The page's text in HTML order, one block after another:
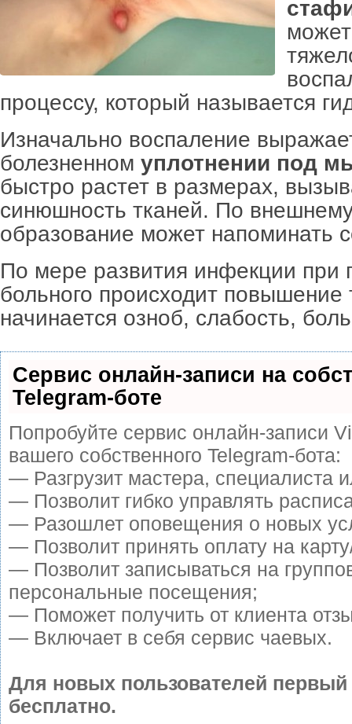
процессу, который называется
Изначально воспаление
болезненном уплотнении под
быстро растет в размерах,
синюшность тканей. По
образование может напоминать
По мере развития инфекции при
больного происходит повышение
начинается озноб, слабость,
Сервис онлайн-записи на
Telegram-боте
Попробуйте сервис онлайн-записи
вашего собственного Telegram-бота:
— Разгрузит мастера, специалиста
— Позволит гибко управлять
— Разошлет оповещения о новых
— Позволит принять оплату на
— Позволит записываться на
персональные посещения;
— Поможет получить от клиента
— Включает в себя сервис чаевых.
Для новых пользователей
бесплатно.